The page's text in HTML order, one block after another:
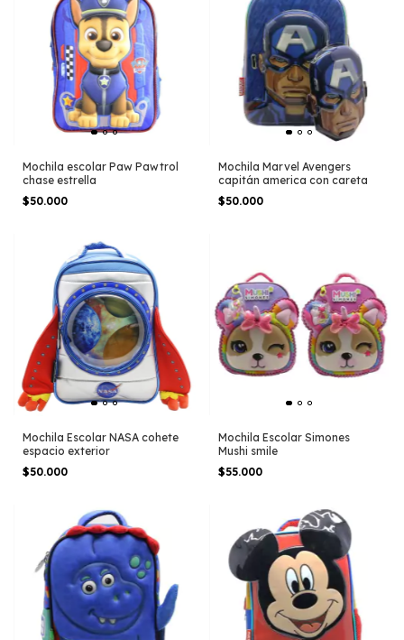
Mochila escolar Paw Pawtrol
chase estrella
$50.000
Mochila Marvel Avengers
capitán america con careta
$50.000
Mochila Escolar NASA cohete
espacio exterior
$50.000
Mochila Escolar Simones
Mushi smile
$55.000